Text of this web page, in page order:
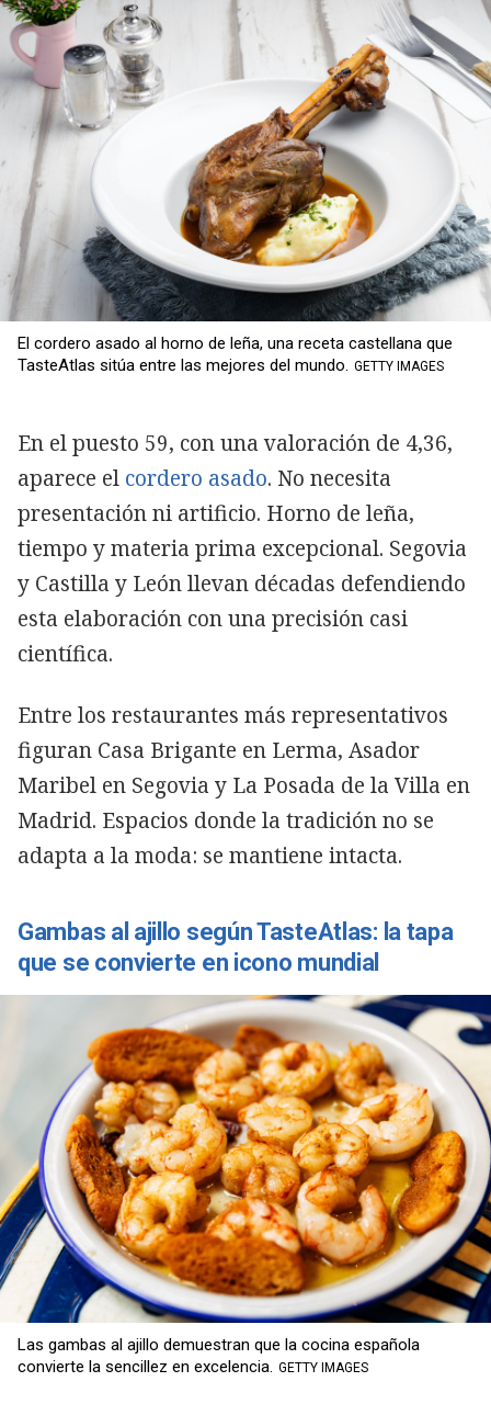
El cordero asado al horno de leña, una receta castellana que
TasteAtlas sitúa entre las mejores del mundo. GETTY IMAGES
En el puesto 59, con una valoración de 4,36,
aparece el cordero asado. No necesita
presentación ni artificio. Horno de leña,
tiempo y materia prima excepcional. Segovia
y Castilla y León llevan décadas defendiendo
esta elaboración con una precisión casi
científica.
Entre los restaurantes más representativos
figuran Casa Brigante en Lerma, Asador
Maribel en Segovia y La Posada de la Villa en
Madrid. Espacios donde la tradición no se
adapta a la moda: se mantiene intacta.
Gambas al ajillo según TasteAtlas: la tapa
que se convierte en icono mundial
Las gambas al ajillo demuestran que la cocina española
convierte la sencillez en excelencia. GETTY IMAGES